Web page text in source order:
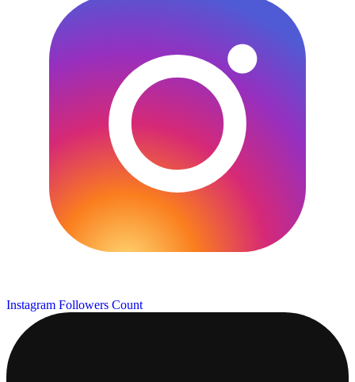
Instagram Followers Count